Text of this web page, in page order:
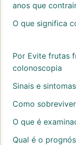
anos que
O que significa
Por Evite frutas
colonoscopia
Sinais e
Como
O que é
Qual é o